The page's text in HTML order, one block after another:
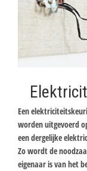
Een
worden uitgevoerd
een dergelijke
Zo wordt de
eigenaar is van het